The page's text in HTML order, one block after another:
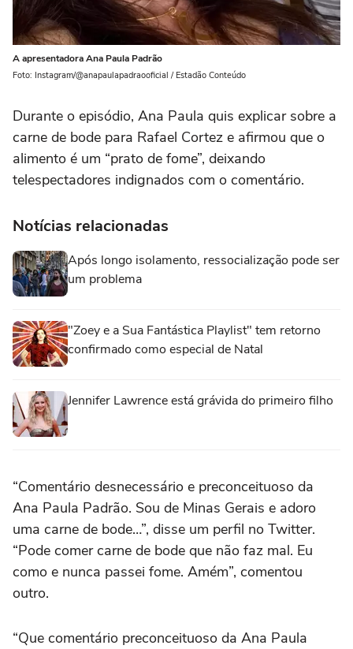
A apresentadora Ana Paula Padrão
Foto: Instagram/@anapaulapadraooficial / Estadão Conteúdo
Durante o episódio, Ana Paula quis explicar sobre a
carne de bode para Rafael Cortez e afirmou que o
alimento é um “prato de fome”, deixando
telespectadores indignados com o comentário.
Notícias relacionadas
Após longo isolamento, ressocialização pode ser
um problema
"Zoey e a Sua Fantástica Playlist" tem retorno
confirmado como especial de Natal
Jennifer Lawrence está grávida do primeiro filho
“Comentário desnecessário e preconceituoso da
Ana Paula Padrão. Sou de Minas Gerais e adoro
uma carne de bode…”, disse um perfil no Twitter.
“Pode comer carne de bode que não faz mal. Eu
como e nunca passei fome. Amém”, comentou
outro.
“Que comentário preconceituoso da Ana Paula